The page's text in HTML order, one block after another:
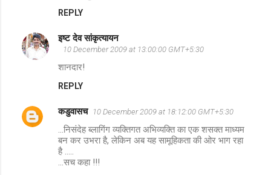
REPLY
इष्ट देव सांकृत्यायन
10 December 2009 at 13:00:00 GMT+5:30
शानदार!
REPLY
कडुवासच 10 December 2009 at 18:12:00 GMT+5:30
...निसंदेह ब्लागिंग व्यक्तिगत अभिव्यक्ति का एक शसक्त माध्यम
बन कर उभरा है, लेकिन अब यह सामूहिकता की ओर भाग रहा
है .....
...सच कहा !!!